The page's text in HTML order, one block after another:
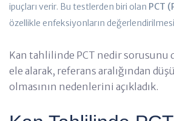
ipuçları verir. Bu testlerden biri olan PCT
özellikle enfeksiyonların
Kan tahlilinde PCT nedir sorusunu
ele alarak, referans aralığından
olmasının nedenlerini açıkladık.